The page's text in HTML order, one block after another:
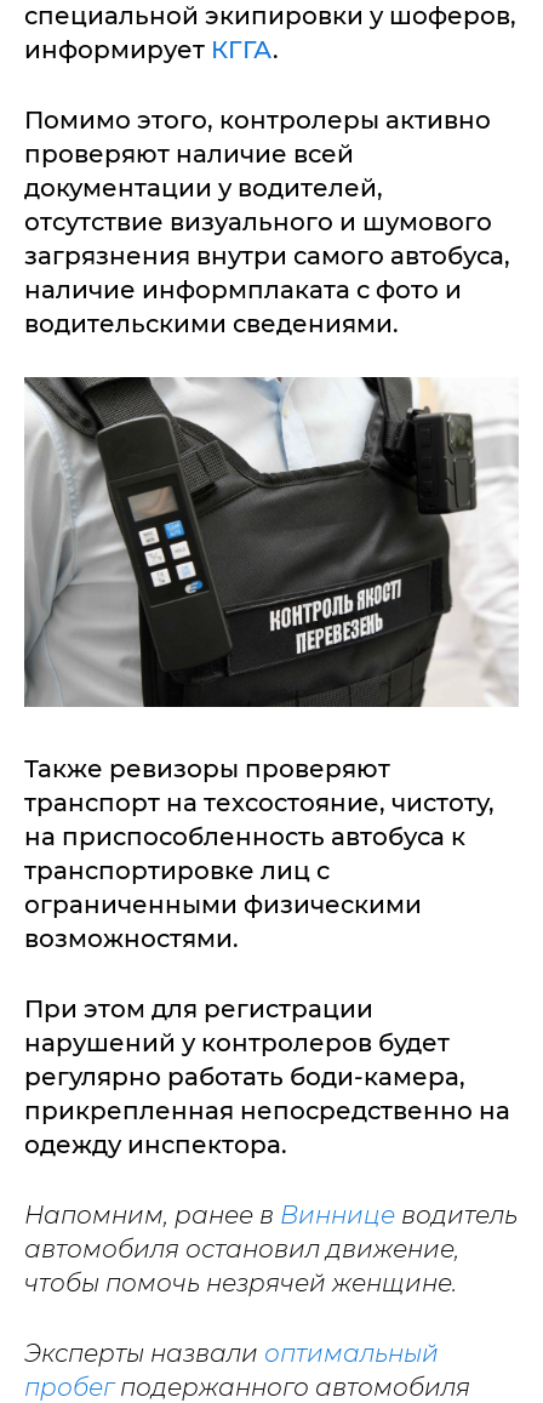
специальной экипировки у шоферов,
информирует КГГА.
Помимо этого, контролеры активно
проверяют наличие всей
документации у водителей,
отсутствие визуального и шумового
загрязнения внутри самого автобуса,
наличие информплаката с фото и
водительскими сведениями.
Также ревизоры проверяют
транспорт на техсостояние, чистоту,
на приспособленность автобуса к
транспортировке лиц с
ограниченными физическими
возможностями.
При этом для регистрации
нарушений у контролеров будет
регулярно работать боди-камера,
прикрепленная непосредственно на
одежду инспектора.
Напомним, ранее в Виннице водитель
автомобиля остановил движение,
чтобы помочь незрячей женщине.
Эксперты назвали оптимальный
пробегподержанного автомобиля